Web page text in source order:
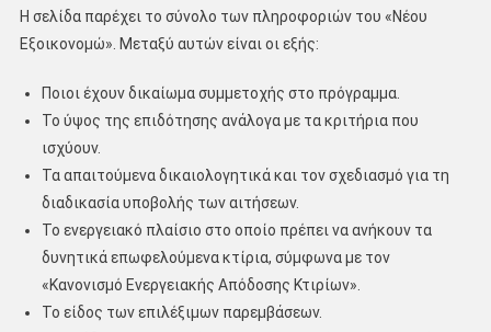
Η σελίδα παρέχει το σύνολο των πληροφοριών του «Νέου
Εξοικονομώ». Μεταξύ αυτών είναι οι εξής:
Ποιοι έχουν δικαίωμα συμμετοχής στο πρόγραμμα.
Το ύψος της επιδότησης ανάλογα με τα κριτήρια που
ισχύουν.
Τα απαιτούμενα δικαιολογητικά και τον σχεδιασμό για τη
διαδικασία υποβολής των αιτήσεων.
Το ενεργειακό πλαίσιο στο οποίο πρέπει να ανήκουν τα
δυνητικά επωφελούμενα κτίρια, σύμφωνα με τον
«Κανονισμό Ενεργειακής Απόδοσης Κτιρίων».
Το είδος των επιλέξιμων παρεμβάσεων.